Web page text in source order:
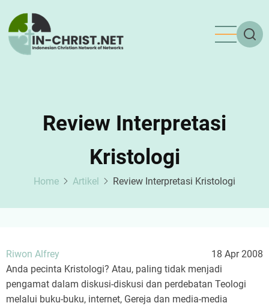
main
content
Review Interpretasi
Kristologi
Home Artikel Review Interpretasi Kristologi
Riwon Alfrey
18 Apr 2008
Anda pecinta Kristologi? Atau, paling tidak menjadi
pengamat dalam diskusi-diskusi dan perdebatan Teologi
melalui buku-buku, internet, Gereja dan media-media